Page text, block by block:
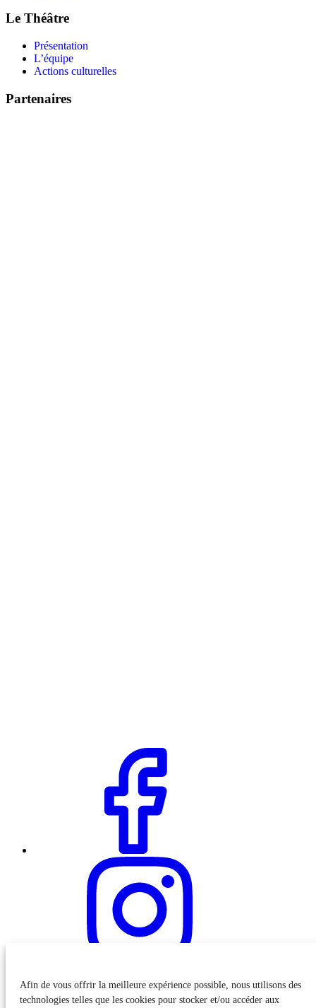
Afin de vous offrir la meilleure expérience possible, nous utilisons des
technologies telles que les cookies pour stocker et/ou accéder aux
Le Théâtre
Présentation
L’équipe
Actions culturelles
Partenaires